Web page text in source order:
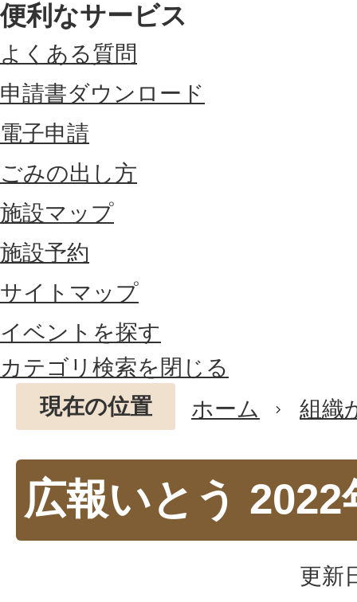
便利なサービス
よくある質問
申請書ダウンロード
電子申請
ごみの出し方
施設マップ
施設予約
サイトマップ
イベントを探す
カテゴリ検索を閉じる
現在の位置
ホーム 組織
広報いとう 2022
更新